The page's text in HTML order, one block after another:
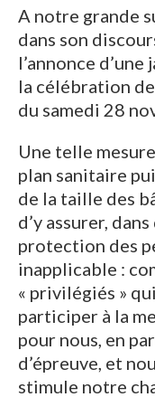
A notre grande
dans son
l’annonce
la célébration
du samedi 28
Une telle
plan sanitaire
de la taille des
d’y assurer,
protection des
inapplicable :
« privilégiés »
participer à la
pour nous, en
d’épreuve, et
stimule notre